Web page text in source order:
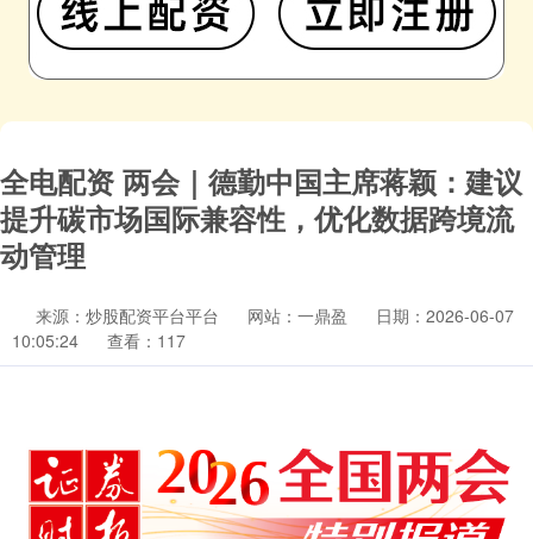
全电配资 两会｜德勤中国主席蒋颖：建议
提升碳市场国际兼容性，优化数据跨境流
动管理
来源：炒股配资平台平台 网站：一鼎盈
日期：2026-06-07
10:05:24
查看：117